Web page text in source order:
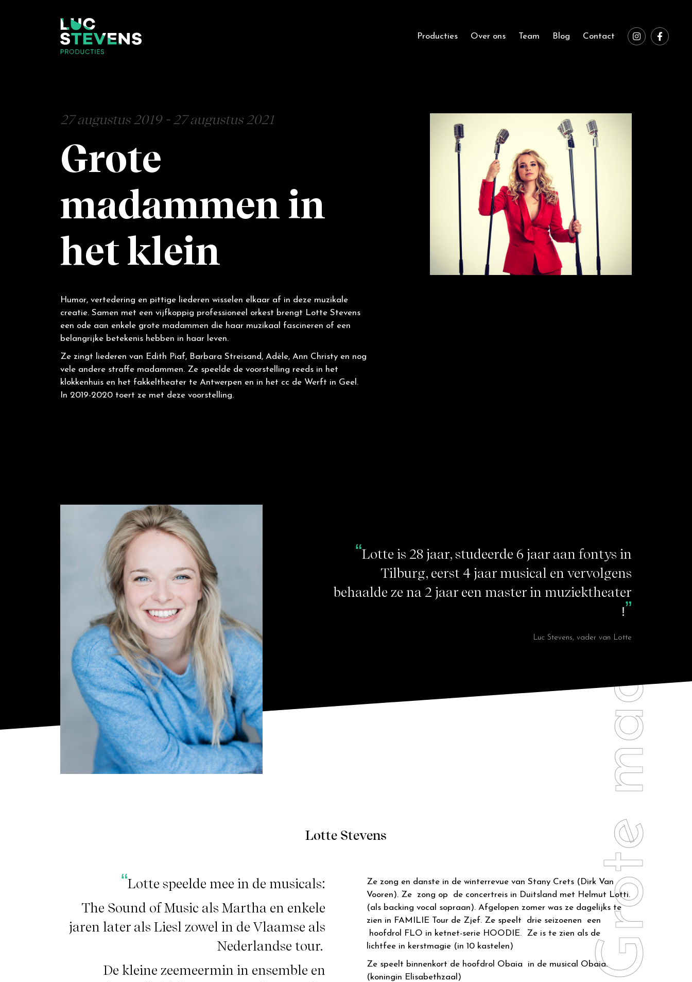
Producties Over ons Team Blog Contact
27 augustus 2019 - 27 augustus 2021
Grote
madammen in
het klein
Humor, vertedering en pittige liederen wisselen elkaar af in deze muzikale
creatie. Samen met een vijfkoppig professioneel orkest brengt Lotte Stevens
een ode aan enkele grote madammen die haar muzikaal fascineren of een
belangrijke betekenis hebben in haar leven.
Ze zingt liederen van Edith Piaf, Barbara Streisand, Adèle, Ann Christy en nog
vele andere straffe madammen. Ze speelde de voorstelling reeds in het
klokkenhuis en het fakkeltheater te Antwerpen en in het cc de Werft in Geel.
In 2019-2020 toert ze met deze voorstelling.
Lotte is 28 jaar, studeerde 6 jaar aan fontys in
Tilburg, eerst 4 jaar musical en vervolgens
behaalde ze na 2 jaar een master in muziektheater
!
Luc Stevens, vader van Lotte
Lotte Stevens
Lotte speelde mee in de musicals:
The Sound of Music als Martha en enkele
jaren later als Liesl zowel in de Vlaamse als
Nederlandse tour.
De kleine zeemeermin in ensemble en
Ze zong en danste in de winterrevue van Stany Crets (Dirk Van
Vooren). Ze zong op de concertreis in Duitsland met Helmut Lotti.
(als backing vocal sopraan). Afgelopen zomer was ze dagelijks te
zien in FAMILIE Tour de Zjef. Ze speelt drie seizoenen een
hoofdrol FLO in ketnet-serie HOODIE. Ze is te zien als de
lichtfee in kerstmagie (in 10 kastelen)
Ze speelt binnenkort de hoofdrol Obaia in de musical Obaia.
(koningin Elisabethzaal)
Grote madammen in het klein